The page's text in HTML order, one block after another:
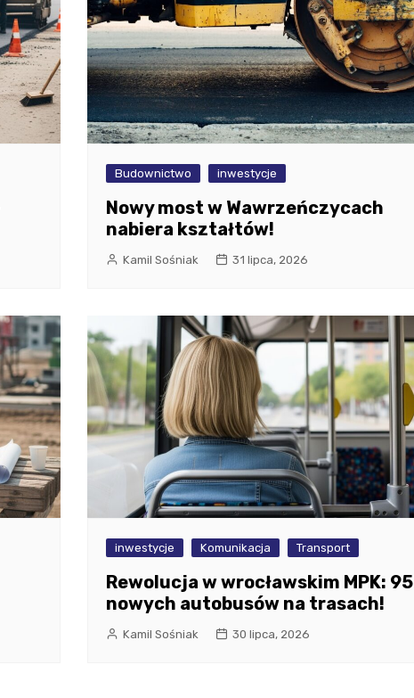
Budownictwo inwestycje
Nowy most w Wawrzeńczycach
nabiera kształtów!
Kamil Sośniak 31 lipca, 2026
inwestycje Komunikacja Transport
Rewolucja w wrocławskim MPK: 95
nowych autobusów na trasach!
Kamil Sośniak 30 lipca, 2026